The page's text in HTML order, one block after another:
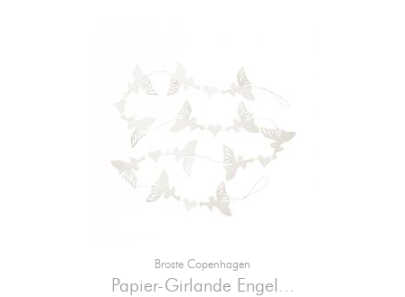
Broste Copenhagen
Papier-Girlande Engel...